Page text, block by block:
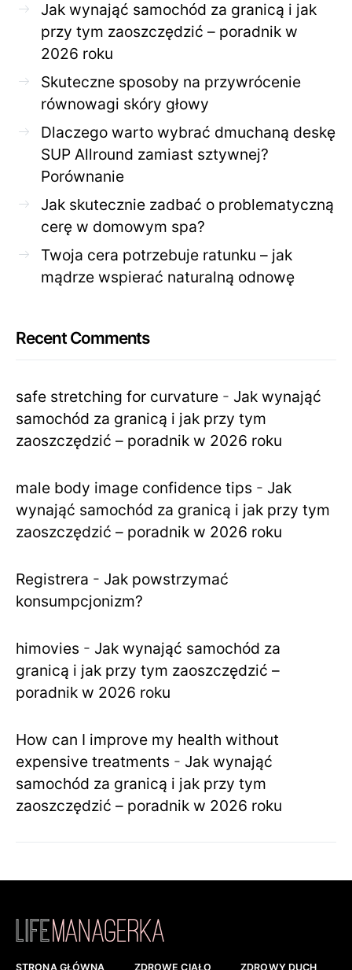
Jak wynająć samochód za granicą i jak
przy tym zaoszczędzić – poradnik w
2026 roku
Skuteczne sposoby na przywrócenie
równowagi skóry głowy
Dlaczego warto wybrać dmuchaną deskę
SUP Allround zamiast sztywnej?
Porównanie
Jak skutecznie zadbać o problematyczną
cerę w domowym spa?
Twoja cera potrzebuje ratunku – jak
mądrze wspierać naturalną odnowę
Recent Comments
safe stretching for curvature - Jak wynająć
samochód za granicą i jak przy tym
zaoszczędzić – poradnik w 2026 roku
male body image confidence tips - Jak
wynająć samochód za granicą i jak przy tym
zaoszczędzić – poradnik w 2026 roku
Registrera - Jak powstrzymać
konsumpcjonizm?
himovies - Jak wynająć samochód za
granicą i jak przy tym zaoszczędzić –
poradnik w 2026 roku
How can I improve my health without
expensive treatments - Jak wynająć
samochód za granicą i jak przy tym
zaoszczędzić – poradnik w 2026 roku
STRONA GŁÓWNA ZDROWE CIAŁO ZDROWY DUCH